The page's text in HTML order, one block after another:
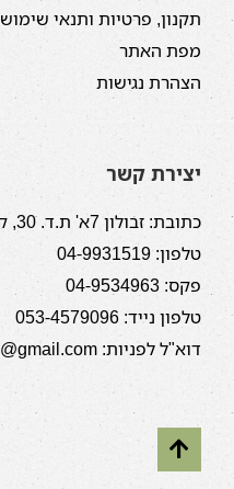
תקנון, פרטיות ותנאי שימוש
מפת האתר
הצהרת נגישות
יצירת קשר
כתובת: זבולון 7א' ת.ד. 30, קרית טבעון 3608007
טלפון: 04-9931519
פקס: 04-9534963
טלפון נייד: 053-4579096
דוא"ל לפניות: nordcards@gmail.com